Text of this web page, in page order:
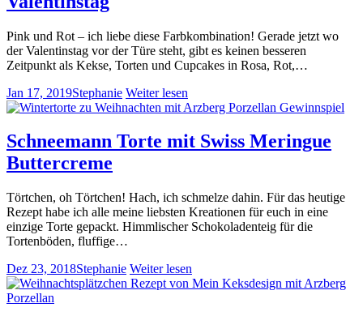
Pink und Rot – ich liebe diese Farbkombination! Gerade jetzt wo
der Valentinstag vor der Türe steht, gibt es keinen besseren
Zeitpunkt als Kekse, Torten und Cupcakes in Rosa, Rot,…
Jan 17, 2019Stephanie Weiter lesen
Schneemann Torte mit Swiss Meringue
Buttercreme
Törtchen, oh Törtchen! Hach, ich schmelze dahin. Für das heutige
Rezept habe ich alle meine liebsten Kreationen für euch in eine
einzige Torte gepackt. Himmlischer Schokoladenteig für die
Tortenböden, fluffige…
Dez 23, 2018Stephanie Weiter lesen